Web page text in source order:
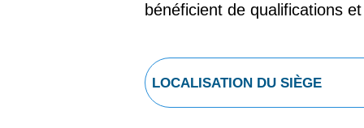
bénéficient de qualifications